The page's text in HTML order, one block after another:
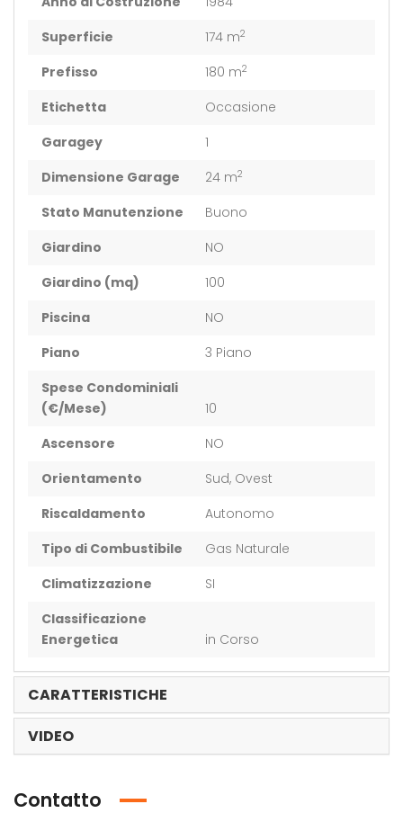
Superficie
174 m2
Prefisso 180 m2
Etichetta
Occasione
Garagey
1
Dimensione Garage
24 m2
Stato Manutenzione
Buono
Giardino
NO
Giardino (mq)
100
Piscina
NO
Piano
3 Piano
Spese Condominiali
(€/Mese)
10
Ascensore
NO
Orientamento
Sud, Ovest
Riscaldamento
Autonomo
Tipo di Combustibile
Gas Naturale
Climatizzazione
SI
Classificazione
Energetica
in Corso
CARATTERISTICHE
VIDEO
Contatto